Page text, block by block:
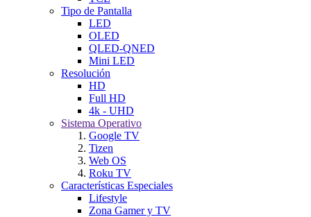
Tipo de Pantalla
LED
OLED
QLED-QNED
Mini LED
Resolución
HD
Full HD
4k - UHD
Sistema Operativo
Google TV
Tizen
Web OS
Roku TV
Características Especiales
Lifestyle
Zona Gamer y TV